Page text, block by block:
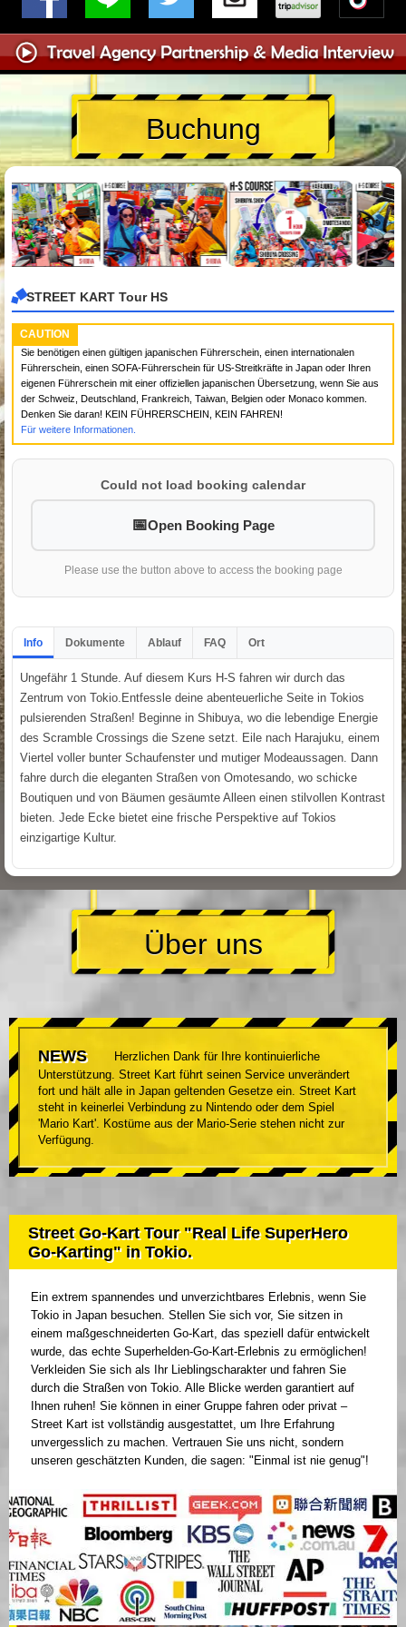
Buchung
STREET KART Tour HS
CAUTION
Sie benötigen einen gültigen japanischen Führerschein, einen internationalen
Führerschein, einen SOFA-Führerschein für US-Streitkräfte in Japan oder Ihren
eigenen Führerschein mit einer offiziellen japanischen Übersetzung, wenn Sie aus
der Schweiz, Deutschland, Frankreich, Taiwan, Belgien oder Monaco kommen.
Denken Sie daran! KEIN FÜHRERSCHEIN, KEIN FAHREN!
Für weitere Informationen.
Could not load booking calendar
Open Booking Page
Please use the button above to access the booking page
Info Dokumente Ablauf FAQ Ort
Ungefähr 1 Stunde. Auf diesem Kurs H-S fahren wir durch das
Zentrum von Tokio.Entfessle deine abenteuerliche Seite in Tokios
pulsierenden Straßen! Beginne in Shibuya, wo die lebendige Energie
des Scramble Crossings die Szene setzt. Eile nach Harajuku, einem
Viertel voller bunter Schaufenster und mutiger Modeaussagen. Dann
fahre durch die eleganten Straßen von Omotesando, wo schicke
Boutiquen und von Bäumen gesäumte Alleen einen stilvollen Kontrast
bieten. Jede Ecke bietet eine frische Perspektive auf Tokios
einzigartige Kultur.
Über uns
NEWS
Herzlichen Dank für Ihre kontinuierliche
Unterstützung. Street Kart führt seinen Service unverändert
fort und hält alle in Japan geltenden Gesetze ein. Street Kart
steht in keinerlei Verbindung zu Nintendo oder dem Spiel
'Mario Kart'. Kostüme aus der Mario-Serie stehen nicht zur
Verfügung.
Street Go-Kart Tour "Real Life SuperHero
Go-Karting" in Tokio.
Ein extrem spannendes und unverzichtbares Erlebnis, wenn Sie
Tokio in Japan besuchen. Stellen Sie sich vor, Sie sitzen in
einem maßgeschneiderten Go-Kart, das speziell dafür entwickelt
wurde, das echte Superhelden-Go-Kart-Erlebnis zu ermöglichen!
Verkleiden Sie sich als Ihr Lieblingscharakter und fahren Sie
durch die Straßen von Tokio. Alle Blicke werden garantiert auf
Ihnen ruhen! Sie können in einer Gruppe fahren oder privat –
Street Kart ist vollständig ausgestattet, um Ihre Erfahrung
unvergesslich zu machen. Vertrauen Sie uns nicht, sondern
unseren geschätzten Kunden, die sagen: "Einmal ist nie genug"!